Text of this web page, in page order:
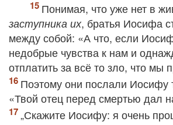
Понимая, что уже нет в
заступника их, братья Иосифа
между собой: «А что, если
недобрые чувства к нам и
отплатить за всё то зло, что мы
Поэтому они послали Иосифу
«Твой отец перед смертью дал
„Скажите Иосифу: я очень